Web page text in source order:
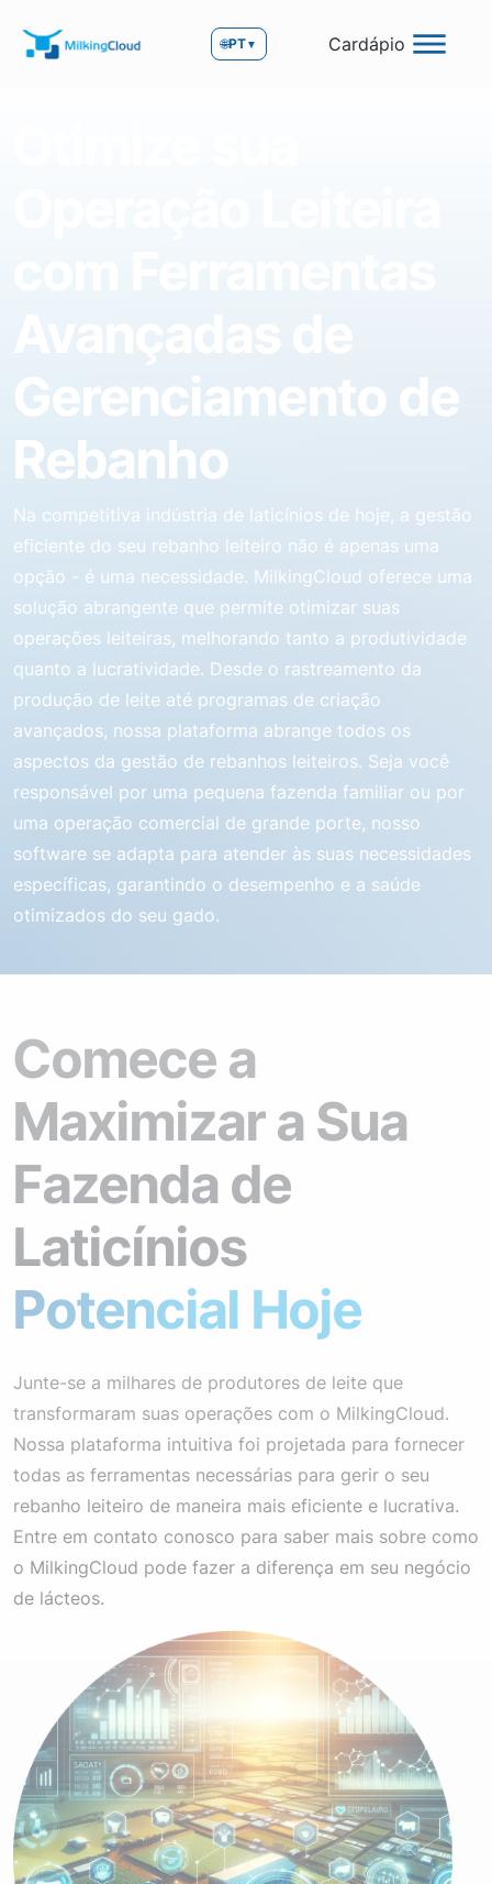
🌐PT▼ Cardápio
Gerenciamento de
Rebanho
Na competitiva indústria de laticínios de hoje, a gestão
eficiente do seu rebanho leiteiro não é apenas uma
opção - é uma necessidade. MilkingCloud oferece uma
solução abrangente que permite otimizar suas
operações leiteiras, melhorando tanto a produtividade
quanto a lucratividade. Desde o rastreamento da
produção de leite até programas de criação
avançados, nossa plataforma abrange todos os
aspectos da gestão de rebanhos leiteiros. Seja você
responsável por uma pequena fazenda familiar ou por
uma operação comercial de grande porte, nosso
software se adapta para atender às suas necessidades
específicas, garantindo o desempenho e a saúde
otimizados do seu gado.
Comece a
Maximizar a Sua
Fazenda de
Laticínios
Potencial Hoje
Junte-se a milhares de produtores de leite que
transformaram suas operações com o MilkingCloud.
Nossa plataforma intuitiva foi projetada para fornecer
todas as ferramentas necessárias para gerir o seu
rebanho leiteiro de maneira mais eficiente e lucrativa.
Entre em contato conosco para saber mais sobre como
o MilkingCloud pode fazer a diferença em seu negócio
de lácteos.